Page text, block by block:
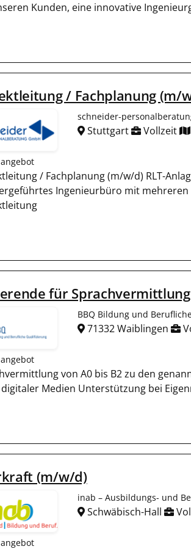
Kunden, eine innovative
/ Fachplanung (m/
schneider-
Stuttgart Vollzeit
/ Fachplanung (m/w/d) RLT-
Ingenieurbüro mit mehreren
für
BBQ Bildung und
71332 Waiblingen
von A0 bis B2 zu den
Medien Unterstützung bei
(m/w/d)
inab – Ausbildungs- und
Schwäbisch-Hall